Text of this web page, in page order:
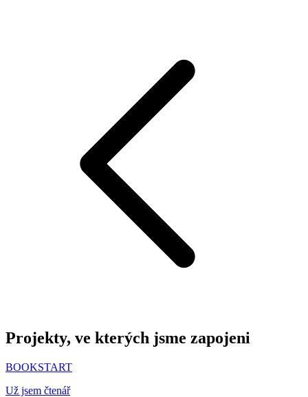
Projekty, ve kterých jsme zapojeni
BOOKSTART
Už jsem čtenář